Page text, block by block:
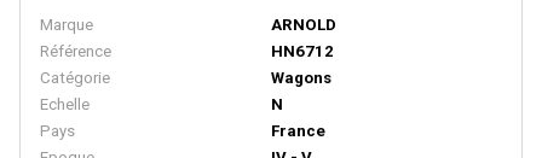
DIECAST MODEL
Disque Rouge
Marque
ARNOLD
Référence
HN6712
Catégorie
Wagons
Echelle
N
Pays
France